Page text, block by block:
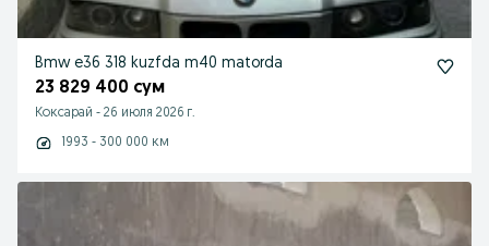
Bmw e36 318 kuzfda m40 matorda
23 829 400 сум
Коксарай - 26 июля 2026 г.
1993 - 300 000 км